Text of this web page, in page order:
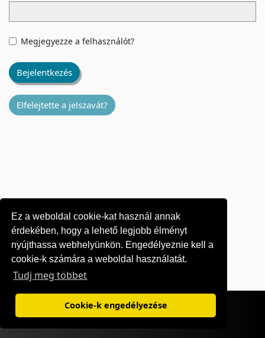
Ez a weboldal cookie-kat használ annak
érdekében, hogy a lehető legjobb élményt
nyújthassa webhelyünkön. Engedélyeznie kell a
cookie-k számára a weboldal használatát.
Tudj meg többet
Cookie-k engedélyezése
Megjegyezze a felhasználót?
Bejelentkezés
Elfelejtette a jelszavát?
Felhasználási feltételek|Adatvédelem
©1995-2026 OKI Europe Ltd. Minden jog fenntartva.